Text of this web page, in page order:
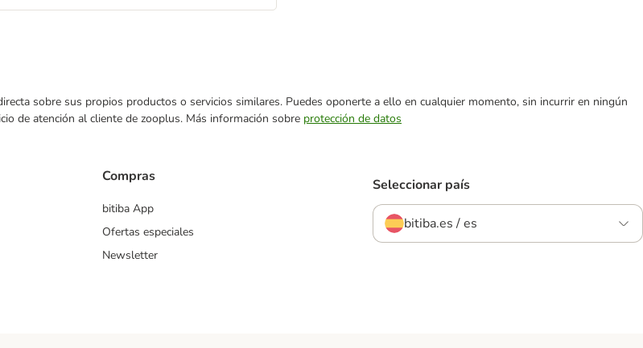
sobre sus propios productos o servicios similares. Puedes oponerte a ello en cualquier momento, sin incurrir en ningún
de atención al cliente de zooplus. Más información sobre protección de datos
Compras
bitiba App
Ofertas especiales
Newsletter
Seleccionar país
bitiba.es / es